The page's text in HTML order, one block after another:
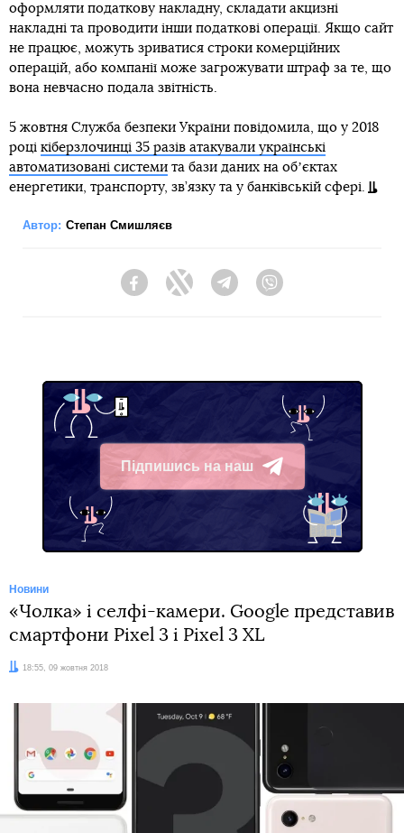
оформляти податкову накладну, складати акцизні
накладні та проводити інши податкові операції. Якщо сайт
не працює, можуть зриватися строки комерційних
операцій, або компанії може загрожувати штраф за те, що
вона невчасно подала звітність.
5 жовтня Служба безпеки України повідомила, що у 2018
році кіберзлочинці 35 разів атакували українські
автоматизовані системи та бази даних на обʼєктах
енергетики, транспорту, зв’язку та у банківській сфері.
Автор: Степан Смишляєв
FacebookTwitter Telegram
Підпишись на наш
Telegram
Новини
«Чолка» і селфі-камери. Google представив
смартфони Pixel 3 і Pixel 3 XL
Дата:18:55, 09 жовтня 2018